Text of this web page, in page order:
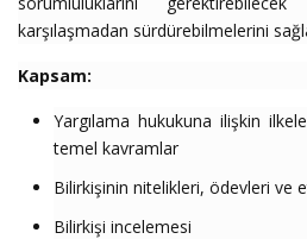
karşılaşmadan sürdürebilmelerini
Kapsam:
Yargılama hukukuna ilişkin
temel kavramlar
Bilirkişinin nitelikleri, ödevleri ve
Bilirkişi incelemesi